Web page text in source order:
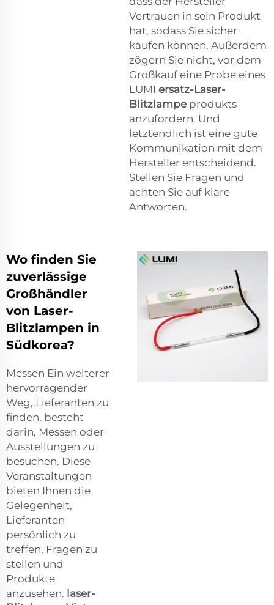
Vertrauen in sein Produkt
hat, sodass Sie sicher
kaufen können. Außerdem
zögern Sie nicht, vor dem
Großkauf eine Probe eines
LUMI ersatz-Laser-
Blitzlampe produkts
anzufordern. Und
letztendlich ist eine gute
Kommunikation mit dem
Hersteller entscheidend.
Stellen Sie Fragen und
achten Sie auf klare
Antworten.
Wo finden Sie
zuverlässige
Großhändler
von Laser-
Blitzlampen in
Südkorea?
Messen Ein weiterer
hervorragender
Weg, Lieferanten zu
finden, besteht
darin, Messen oder
Ausstellungen zu
besuchen. Diese
Veranstaltungen
bieten Ihnen die
Gelegenheit,
Lieferanten
persönlich zu
treffen, Fragen zu
stellen und
Produkte
anzusehen. laser-